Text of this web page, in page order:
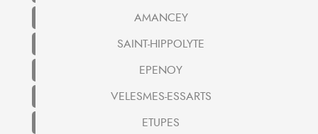
AMANCEY
SAINT-HIPPOLYTE
EPENOY
VELESMES-ESSARTS
ETUPES